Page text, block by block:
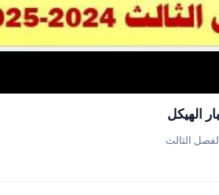
الهيكل
الثالث